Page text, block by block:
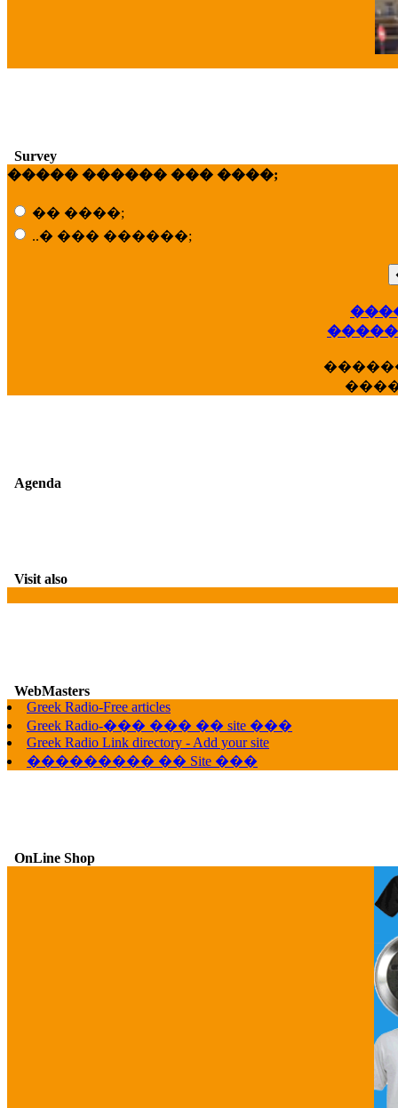
Survey
����� ������ ��� ����;
�� ����;
..� ��� ������;
Agenda
Visit also
WebMasters
Greek Radio-Free articles
Greek Radio-��� ��� �� site ���
Greek Radio Link directory - Add your site
��������� �� Site ���
OnLine Shop